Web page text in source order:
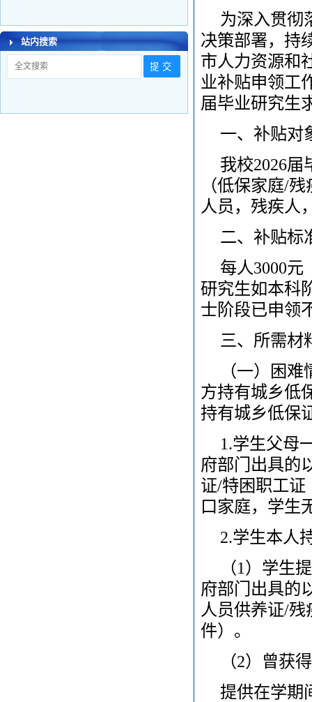
站内搜索
为深入贯彻
决策部署，持
市人力资源和
业补贴申领工
届毕业研究生
一、补贴对
我校2026
（低保家庭/
人员，残疾人
二、补贴标
每人3000元
研究生如本科
士阶段已申领
三、所需材
（一）困
方持有城乡低
持有城乡低保
1.学生父母
府部门出具的
证/特困职工证
口家庭，学生
2.学生本人
（1）学生
府部门出具的
人员供养证/
件）。
（2）曾获
提供在学期